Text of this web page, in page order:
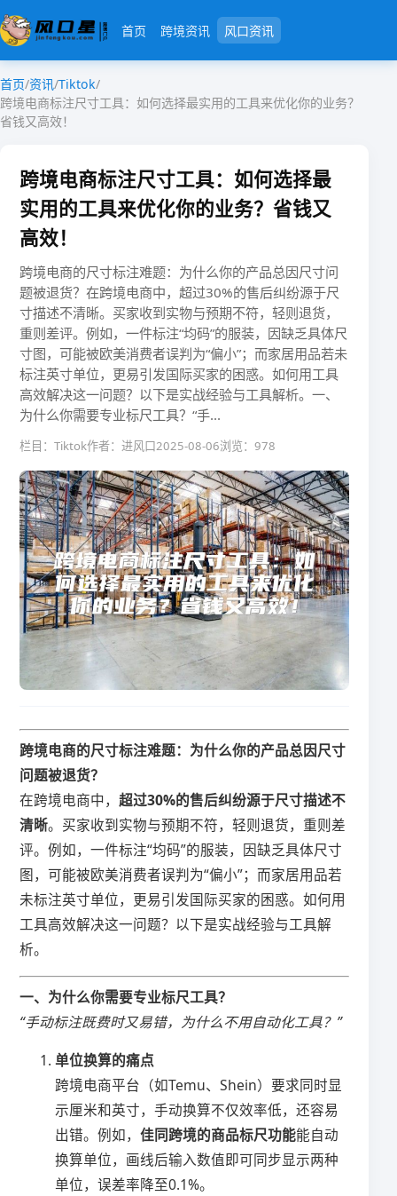
首页 跨境资讯 风口资讯
首页/资讯/Tiktok/
跨境电商标注尺寸工具：如何选择最实用的工具来优化你的业务？
省钱又高效！
跨境电商标注尺寸工具：如何选择最
实用的工具来优化你的业务？省钱又
高效！
​​跨境电商的尺寸标注难题：为什么你的产品总因尺寸问
题被退货？​​在跨境电商中，​​超过30%的售后纠纷源于尺
寸描述不清晰​​。买家收到实物与预期不符，轻则退货，
重则差评。例如，一件标注“均码”的服装，因缺乏具体尺
寸图，可能被欧美消费者误判为“偏小”；而家居用品若未
标注英寸单位，更易引发国际买家的困惑。如何用工具
高效解决这一问题？以下是实战经验与工具解析。​​一、
为什么你需要专业标尺工具？​​“手...
栏目：Tiktok作者：进风口2025-08-06浏览：978
​跨境电商的尺寸标注难题：为什么你的产品总因尺寸
问题被退货？​
在跨境电商中，​​超过30%的售后纠纷源于尺寸描述不
清晰​​。买家收到实物与预期不符，轻则退货，重则差
评。例如，一件标注“均码”的服装，因缺乏具体尺寸
图，可能被欧美消费者误判为“偏小”；而家居用品若
未标注英寸单位，更易引发国际买家的困惑。如何用
工具高效解决这一问题？以下是实战经验与工具解
析。
​一、为什么你需要专业标尺工具？​
“手动标注既费时又易错，为什么不用自动化工具？”
​单位换算的痛点​
跨境电商平台（如Temu、Shein）要求同时显
示厘米和英寸，手动换算不仅效率低，还容易
出错。例如，​​佳同跨境的商品标尺功能​​能自动
换算单位，画线后输入数值即可同步显示两种
单位，误差率降至0.1%。